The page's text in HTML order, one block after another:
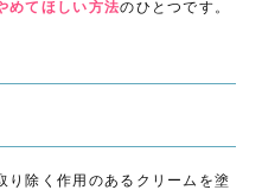
めてほしい方法のひとつです。
り除く作用のあるクリームを塗